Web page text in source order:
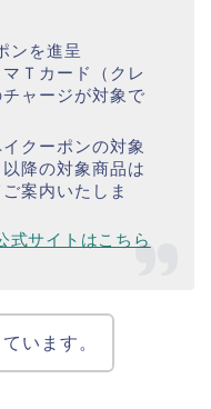
ンを進呈
Ｔカード（クレ
ャージが対象で
クーポンの対象
降の対象商品は
案内いたしま
式サイトはこちら
います。